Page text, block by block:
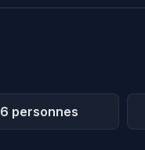
6 personnes